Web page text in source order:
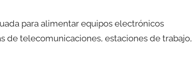
para alimentar equipos electrónicos
de telecomunicaciones, estaciones de trabajo,